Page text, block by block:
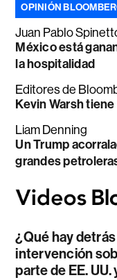
OPINIÓN
Juan Pablo
México está
la hospitalidad
Editores de
Kevin Warsh
Liam Denning
Un Trump
grandes
¿Qué hay
intervención
parte de EE. UU.